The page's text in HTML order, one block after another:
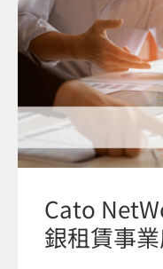
Cato
銀租賃事